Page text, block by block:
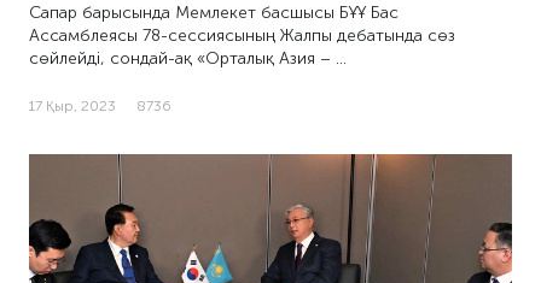
Сапар барысында Мемлекет басшысы БҰҰ Бас
Ассамблеясы 78-сессиясының Жалпы дебатында сөз
сөйлейді, сондай-ақ «Орталық Азия – …
17 Қыр, 2023 8736